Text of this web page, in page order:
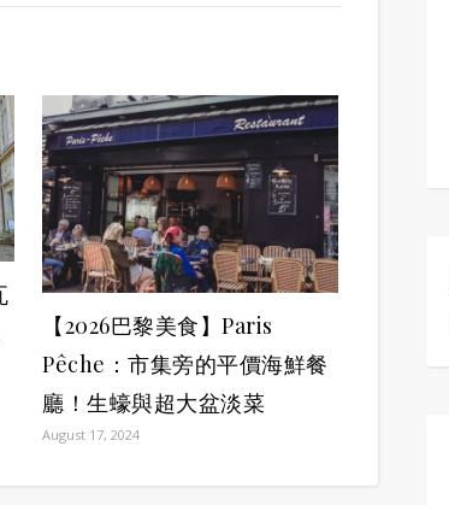
【2026巴黎美食】Paris
Pêche：市集旁的平價海鮮餐
廳！生蠔與超大盆淡菜
August 17, 2024